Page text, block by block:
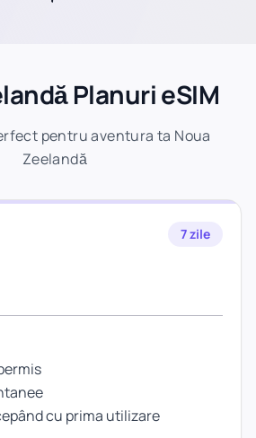
Planuri eSIM
pentru aventura ta Noua
Zeelandă
7 zile
cu prima utilizare